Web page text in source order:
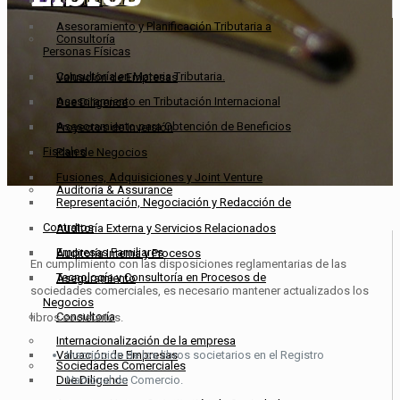
Consultoría
Valuación de Empresas
Due Diligence
Proyectos de Inversión
Plan de Negocios
Fusiones, Adquisiciones y Joint Venture
Representación, Negociación y Redacción de
Contratos
Empresas Familiares
Tecnología y Consultoría en Procesos de
Negocios
Internacionalización de la empresa
Sociedades Comerciales
Asesoramiento y Planificación Tributaria a
Personas Físicas
Consultoría en Materia Tributaria.
Asesoramiento en Tributación Internacional
Asesoramiento para Obtención de Beneficios
Fiscales
Auditoría & Assurance
Auditoría Externa y Servicios Relacionados
Auditoría Interna y Procesos
Aseguramiento
Consultoría
Valuación de Empresas
Due Diligence
En cumplimiento con las disposiciones reglamentarias de las
sociedades comerciales, es necesario mantener actualizados los
libros societarios.
Inscripción de los libros societarios en el Registro
Nacional de Comercio.